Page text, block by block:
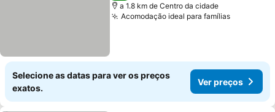
a 1.8 km de Centro da cidade
Acomodação ideal para famílias
Selecione as datas para ver os preços
exatos.
Ver preços